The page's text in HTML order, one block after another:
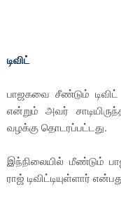
டிவிட்
பாஜகவை சீண்டும் டிவிட்
என்றும் அவர்
வழக்கு தொடரப்பட்டது.
இந்நிலையில் மீண்டும்
ராஜ் டிவிட்டியுள்ளார்